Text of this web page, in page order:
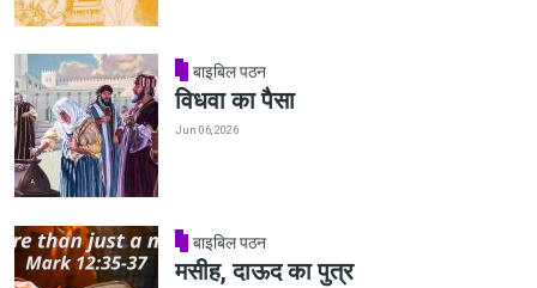
बाइबिल पठन
विधवा का पैसा
Jun 06, 2026
बाइबिल पठन
मसीह, दाऊद का पुत्र